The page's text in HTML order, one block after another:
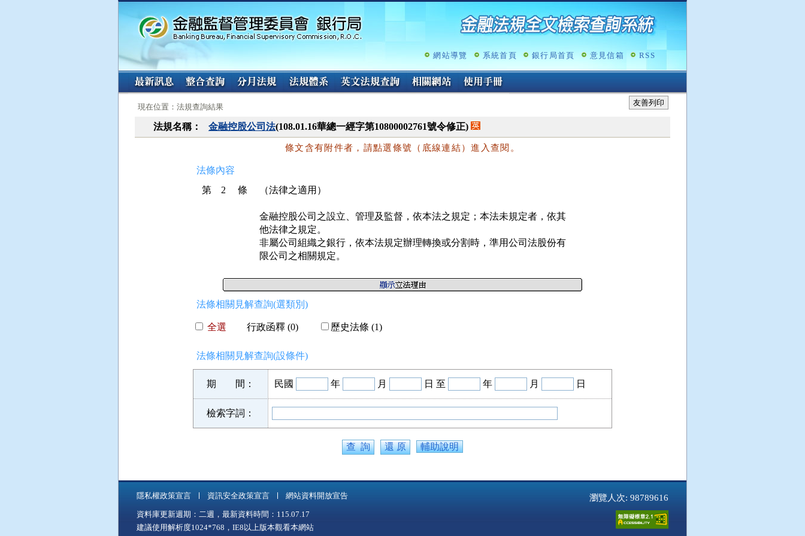
跳
容
網站導覽 系統首頁 銀行局首頁 意見信箱 RSS
:::
現在位置：法規查詢結果 友善列印
法規名稱： 金融控股公司法(108.01.16華總一經字第10800002761號令修正)
條文含有附件者，請點選條號（底線連結）進入查閱。
法條內容
第 2 條
（法律之適用）
金融控股公司之設立、管理及監督，依本法之規定；本法未規定者，依其
他法律之規定。
非屬公司組織之銀行，依本法規定辦理轉換或分割時，準用公司法股份有
限公司之相關規定。
法條相關見解查詢(選類別)
全選 行政函釋 (0) 歷史法條 (1)
法條相關見解查詢(設條件)
期 間： 民國 年 月 日 至 年 月 日
檢索字詞：
輔助說明
隱私權政策宣言 資訊安全政策宣言 網站資料開放宣告 瀏覽人次: 98789616
資料庫更新週期：二週，最新資料時間：115.07.17
建議使用解析度1024*768，IE8以上版本觀看本網站